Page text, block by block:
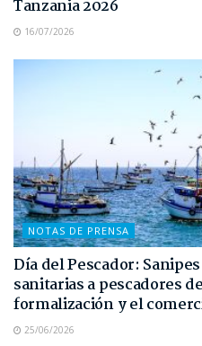
Tanzania 2026
16/07/2026
NOTAS DE PRENSA
Día del Pescador:
sanitarias a pescadores
formalización y el
25/06/2026